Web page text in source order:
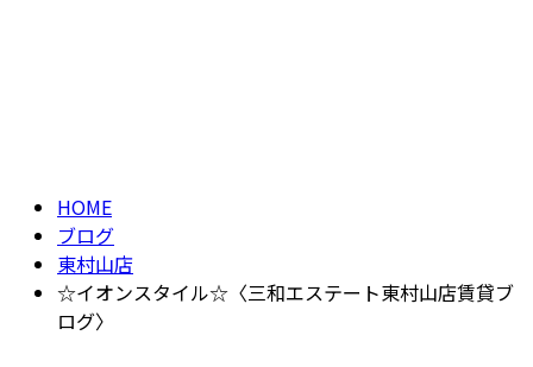
HOME
ブログ
東村山店
☆イオンスタイル☆〈三和エステート東村山店賃貸ブ
ログ〉